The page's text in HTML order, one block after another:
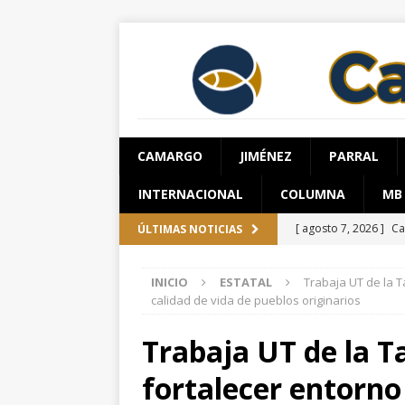
CAMARGO JIMÉNEZ PARRAL
INTERNACIONAL COLUMNA MB
ÚLTIMAS NOTICIAS [ agosto 6, 2026 ]
[ agosto 6, 2026 ]
Salud en el
[ agosto 6, 2026 ]
INICIO ESTATAL
Trabaja UT de la
calidad de vida de pueblos originarios
Trabaja UT de la
fortalecer